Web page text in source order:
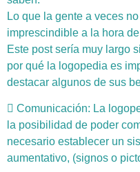
Lo que la gente a veces
imprescindible a la hora
Este post sería muy largo
por qué la logopedia es
destacar algunos de sus
 Comunicación: La
la posibilidad de poder
necesario establecer un
aumentativo, (signos o